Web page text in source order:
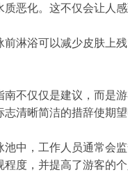
质恶化。这不仅会让人
前淋浴可以减少皮肤上
南不仅仅是建议，而是
志清晰简洁的措辞使期
池中，工作人员通常会
程度，并提高了游客的个